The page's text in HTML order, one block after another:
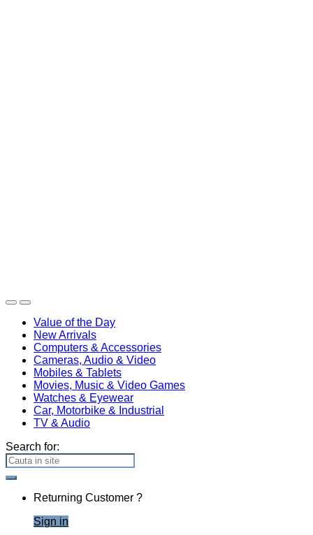
Value of the Day
New Arrivals
Computers & Accessories
Cameras, Audio & Video
Mobiles & Tablets
Movies, Music & Video Games
Watches & Eyewear
Car, Motorbike & Industrial
TV & Audio
Search for:
Returning Customer ?
Sign in